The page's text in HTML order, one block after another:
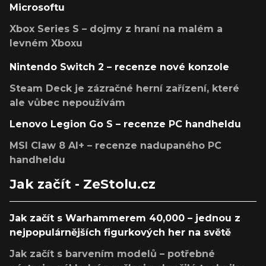
Microsoftu
Xbox Series S – dojmy z hraní na malém a
levném Xboxu
Nintendo Switch 2 – recenze nové konzole
Steam Deck je zázračné herní zařízení, které
ale vůbec nepoužívám
Lenovo Legion Go S – recenze PC handheldu
MSI Claw 8 AI+ – recenze nadupaného PC
handheldu
Jak začít - ZeStolu.cz
Jak začít s Warhammerem 40,000 – jednou z
nejpopulárnějších figurkových her na světě
Jak začít s barvením modelů – potřebné